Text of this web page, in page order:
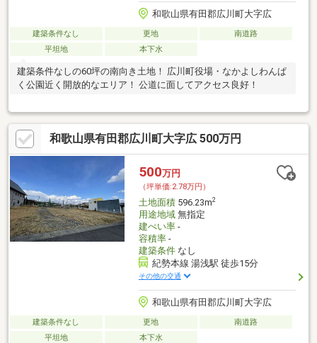
和歌山県有田郡広川町大字広
建築条件なし 更地
南道路
平坦地
本下水
建築条件なしの60坪の南向き土地！ 広川町役場・なかよしわんぱ
く公園近く開放的なエリア！ 公道に面してアクセス良好！
和歌山県有田郡広川町大字広 500万円
500万円
（坪単価:2.78万円）
土地面積596.23m2
用途地域無指定
建ぺい率-
容積率-
建築条件なし
紀勢本線 湯浅駅 徒歩15分
その他の交通
和歌山県有田郡広川町大字広
建築条件なし 更地
南道路
平坦地
本下水